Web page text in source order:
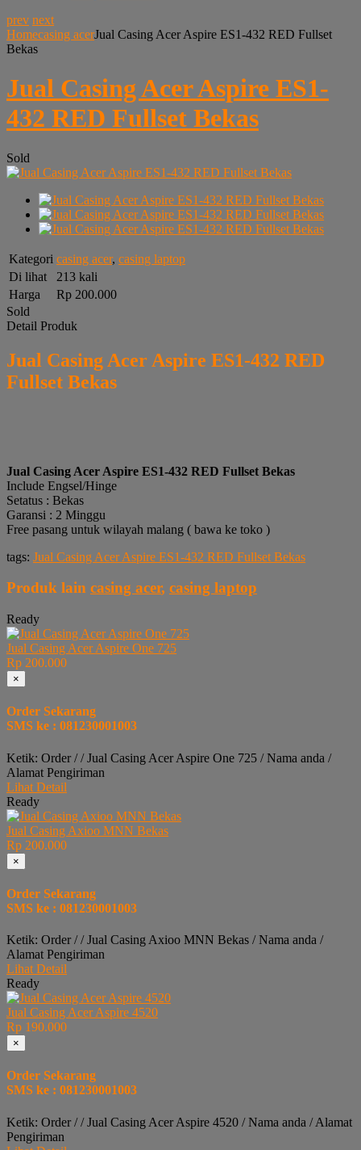
prev next
Homecasing acerJual Casing Acer Aspire ES1-432 RED Fullset
Bekas
Jual Casing Acer Aspire ES1-
432 RED Fullset Bekas
Sold
Kategori casing acer, casing laptop
Di lihat
213 kali
Harga
Rp 200.000
Sold
Detail Produk
Jual Casing Acer Aspire ES1-432 RED
Fullset Bekas
Jual Casing Acer Aspire ES1-432 RED Fullset Bekas
Include Engsel/Hinge
Setatus : Bekas
Garansi : 2 Minggu
Free pasang untuk wilayah malang ( bawa ke toko )
tags: Jual Casing Acer Aspire ES1-432 RED Fullset Bekas
Produk lain casing acer, casing laptop
Ready
Jual Casing Acer Aspire One 725
Rp 200.000
×
Order Sekarang
SMS ke : 081230001003
Ketik: Order / / Jual Casing Acer Aspire One 725 / Nama anda /
Alamat Pengiriman
Lihat Detail
Ready
Jual Casing Axioo MNN Bekas
Rp 200.000
×
Order Sekarang
SMS ke : 081230001003
Ketik: Order / / Jual Casing Axioo MNN Bekas / Nama anda /
Alamat Pengiriman
Lihat Detail
Ready
Jual Casing Acer Aspire 4520
Rp 190.000
×
Order Sekarang
SMS ke : 081230001003
Ketik: Order / / Jual Casing Acer Aspire 4520 / Nama anda / Alamat
Pengiriman